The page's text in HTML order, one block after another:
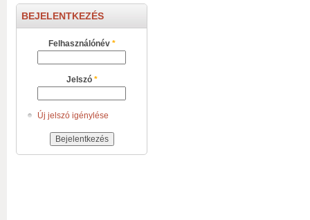
BEJELENTKEZÉS
Felhasználónév *
Jelszó *
Új jelszó igénylése